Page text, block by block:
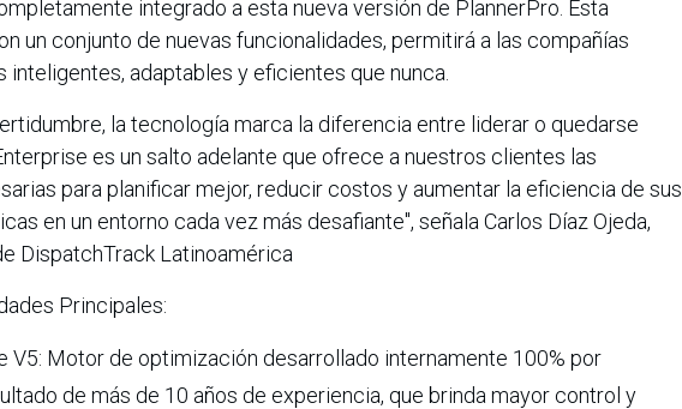
integrado a esta nueva versión de PlannerPro. Esta
un conjunto de nuevas funcionalidades, permitirá a las compañías
inteligentes, adaptables y eficientes que nunca.
la tecnología marca la diferencia entre liderar o quedarse
es un salto adelante que ofrece a nuestros clientes las
para planificar mejor, reducir costos y aumentar la eficiencia de sus
en un entorno cada vez más desafiante", señala Carlos Díaz Ojeda,
DispatchTrack Latinoamérica
Principales:
V5: Motor de optimización desarrollado internamente 100% por
de más de 10 años de experiencia, que brinda mayor control y